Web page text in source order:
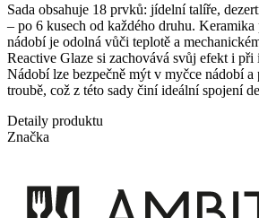
Sada obsahuje 18 prvků: jídelní talíře,
– po 6 kusech od každého druhu.
nádobí je odolná vůči teplotě a
Reactive Glaze si zachovává svůj efekt i
Nádobí lze bezpečně mýt v myčce nádobí
troubě, což z této sady činí ideální spojení
Detaily produktu
Značka